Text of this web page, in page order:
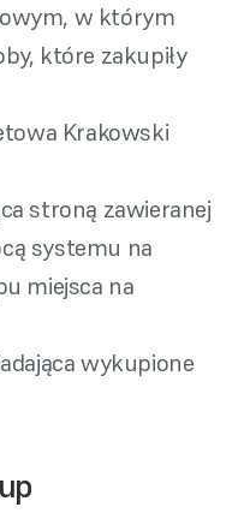
w którym
które zakupiły
Krakowski
stroną zawieranej
systemu na
miejsca na
wykupione